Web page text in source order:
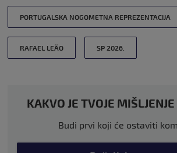
PORTUGALSKA NOGOMETNA REPREZENTACIJA
RAFAEL LEÃO SP 2026.
KAKVO JE TVOJE
Budi prvi koji će ostaviti